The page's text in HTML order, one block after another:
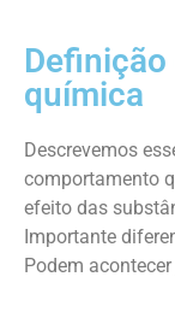
química
Descrevemos
comportamento
efeito das
Importante
Podem